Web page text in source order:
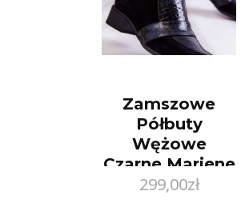
Zamszowe
Półbuty
Wężowe
Czarne Mariene
: Rozmiar – 38
299,00zł